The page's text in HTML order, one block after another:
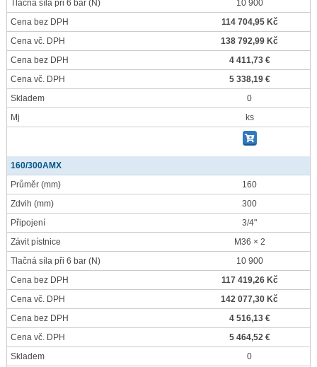
Tlačná síla při 6 bar (N)
10 900
Cena bez DPH
114 704,95 Kč
Cena vč. DPH
138 792,99 Kč
Cena bez DPH
4 411,73 €
Cena vč. DPH
5 338,19 €
Skladem
0
Mj
ks
160/300AMX
Průměr (mm)
160
Zdvih (mm)
300
Připojení
3/4"
Závit pístnice
M36 × 2
Tlačná síla při 6 bar (N)
10 900
Cena bez DPH
117 419,26 Kč
Cena vč. DPH
142 077,30 Kč
Cena bez DPH
4 516,13 €
Cena vč. DPH
5 464,52 €
Skladem
0